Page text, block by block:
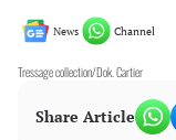
News Channel
Tressage collection/Dok. Cartier
Share Article